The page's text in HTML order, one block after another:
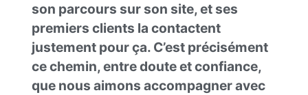
son parcours sur son site, et ses
premiers clients la contactent
justement pour ça. C’est précisément
ce chemin, entre doute et confiance,
que nous aimons accompagner avec